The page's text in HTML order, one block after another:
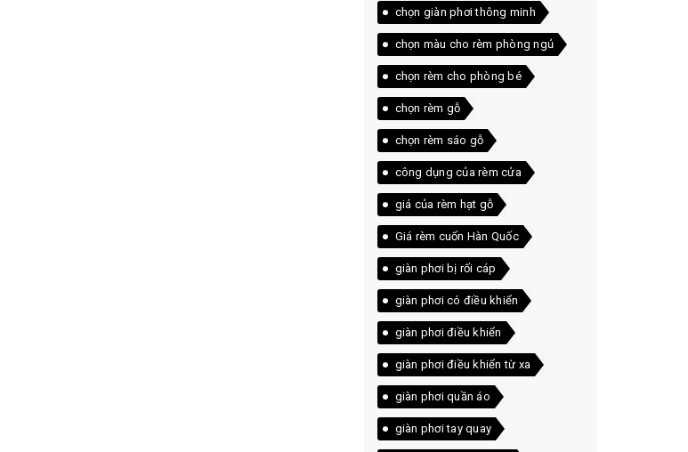
chọn giàn phơi thông minh
chọn màu cho rèm phòng ngủ
chọn rèm cho phòng bé
chọn rèm gỗ
chọn rèm sáo gỗ
công dụng của rèm cửa
giá của rèm hạt gỗ
Giá rèm cuốn Hàn Quốc
giàn phơi bị rối cáp
giàn phơi có điều khiển
giàn phơi điều khiển
giàn phơi điều khiển từ xa
giàn phơi quần áo
giàn phơi tay quay